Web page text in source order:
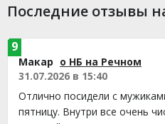
Последние отзывы
Макар о НБ на Речном
31.07.2026 в 15:40
Отлично посидели с
пятницу. Внутри все очень
9